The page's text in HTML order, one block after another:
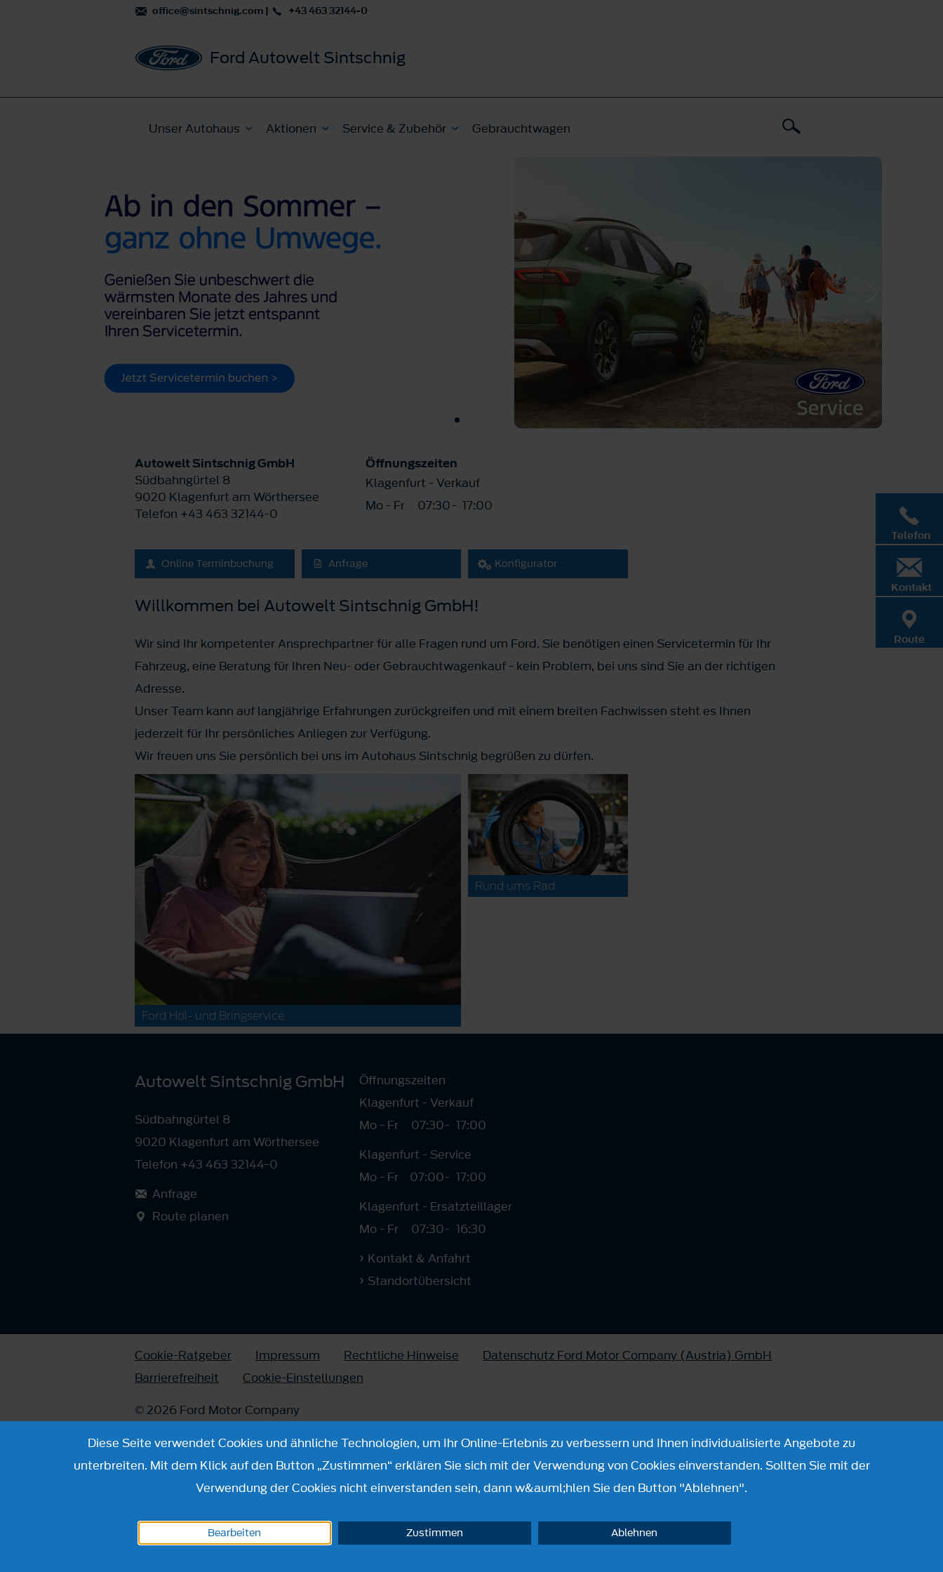
office@sintschnig.com | +43 463 32144-0
Ford Autowelt Sintschnig
Unser Autohaus Aktionen Service & Zubehör Gebrauchtwagen
Autowelt Sintschnig GmbH
Südbahngürtel 8
9020 Klagenfurt am Wörthersee
Telefon +43 463 32144-0
Öffnungszeiten
Klagenfurt - Verkauf
Mo - Fr
07:30- 17:00
Online Terminbuchung Anfrage Konfigurator
Willkommen bei Autowelt Sintschnig GmbH!
Wir sind Ihr kompetenter Ansprechpartner für alle Fragen rund um Ford. Sie benötigen einen Servicetermin für Ihr
Fahrzeug, eine Beratung für Ihren Neu- oder Gebrauchtwagenkauf - kein Problem, bei uns sind Sie an der richtigen
Adresse.
Unser Team kann auf langjährige Erfahrungen zurückgreifen und mit einem breiten Fachwissen steht es Ihnen
jederzeit für Ihr persönliches Anliegen zur Verfügung.
Wir freuen uns Sie persönlich bei uns im Autohaus Sintschnig begrüßen zu dürfen.
Ford Hol- und Bringservice
Rund ums Rad
Telefon
Kontakt
Route
Autowelt Sintschnig GmbH
Südbahngürtel 8
9020 Klagenfurt am Wörthersee
Telefon +43 463 32144-0
Anfrage
Route planen
Öffnungszeiten
Klagenfurt - Verkauf
Mo - Fr
07:30- 17:00
Klagenfurt - Service
Mo - Fr
07:00- 17:00
Klagenfurt - Ersatzteillager
Mo - Fr
07:30- 16:30
Kontakt & Anfahrt
Standortübersicht
Cookie-Ratgeber Impressum Rechtliche Hinweise
Datenschutz Ford Motor Company (Austria) GmbH
Barrierefreiheit
Cookie-Einstellungen
© 2026 Ford Motor Company
Diese Seite verwendet Cookies und ähnliche Technologien, um Ihr Online-Erlebnis zu verbessern und Ihnen individualisierte Angebote zu
unterbreiten. Mit dem Klick auf den Button „Zustimmen“ erklären Sie sich mit der Verwendung von Cookies einverstanden. Sollten Sie mit der
Verwendung der Cookies nicht einverstanden sein, dann w&auml;hlen Sie den Button "Ablehnen".
Bearbeiten Zustimmen Ablehnen